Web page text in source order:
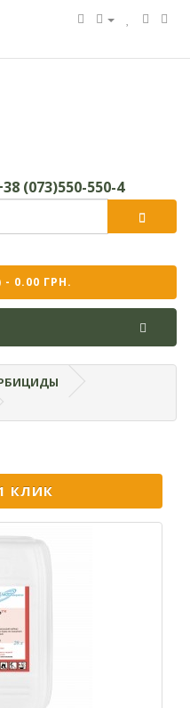
(073)550-550-4
0.00 ГРН.
КЛИК